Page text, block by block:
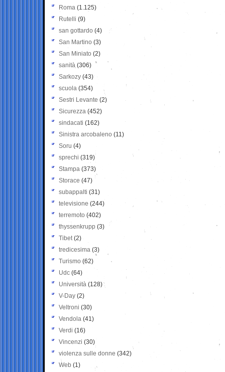
Roma (1.125)
Rutelli (9)
san gottardo (4)
San Martino (3)
San Miniato (2)
sanità (306)
Sarkozy (43)
scuola (354)
Sestri Levante (2)
Sicurezza (452)
sindacati (162)
Sinistra arcobaleno (11)
Soru (4)
sprechi (319)
Stampa (373)
Storace (47)
subappalti (31)
televisione(244)
terremoto (402)
thyssenkrupp (3)
Tibet(2)
tredicesima (3)
Turismo (62)
Udc (64)
Università (128)
V-Day (2)
Veltroni (30)
Vendola (41)
Verdi (16)
Vincenzi (30)
violenza sulle donne (342)
Web (1)